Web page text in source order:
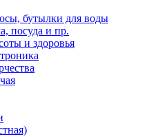
бутылки для воды
посуда и пр.
и здоровья